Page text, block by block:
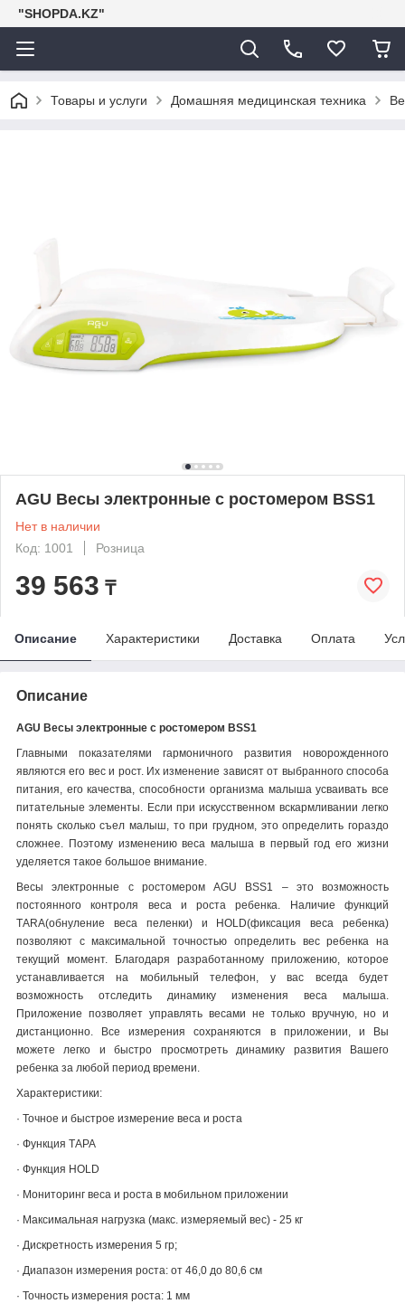
"SHOPDA.KZ"
Товары и услуги Домашняя медицинская техника
AGU Весы электронные с ростомером BSS1
Нет в наличии
Код: 1001
Розница
39 563 ₸
Описание Характеристики Доставка Оплата
Описание
AGU Весы электронные с ростомером BSS1
Главными показателями гармоничного развития новорожденного
являются его вес и рост. Их изменение зависят от выбранного способа
питания, его качества, способности организма малыша усваивать все
питательные элементы. Если при искусственном вскармливании легко
понять сколько съел малыш, то при грудном, это определить гораздо
сложнее. Поэтому изменению веса малыша в первый год его жизни
уделяется такое большое внимание.
Весы электронные с ростомеромAGU BSS1 –
это возможность
постоянного контроля веса и роста ребенка. Наличие функций
ТARA(обнуление веса пеленки) и HOLD(фиксация веса ребенка)
позволяют с максимальной точностью определить вес ребенка на
текущий момент. Благодаря разработанному приложению, которое
устанавливается на мобильный телефон, у вас всегда будет
возможность отследить динамику изменения веса малыша.
Приложение позволяет управлять весами не только вручную, но и
дистанционно.
Все измерения сохраняются в приложении, и Вы
можете легко и быстро просмотреть динамику развития Вашего
ребенка за любой период времени.
Характеристики:
· Точное и быстрое измерение веса и роста
· Функция ТАРА
· Функция HOLD
· Мониторинг веса и роста в мобильном приложении
· Максимальная нагрузка (макс. измеряемый вес) - 25 кг
· Дискретность измерения 5 гр;
· Диапазон измерения роста: от 46,0 до 80,6 см
· Точность измерения роста: 1 мм